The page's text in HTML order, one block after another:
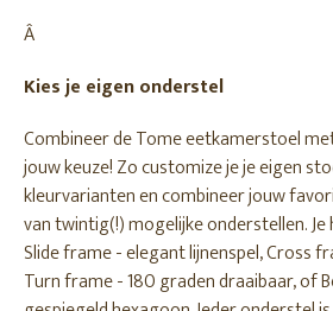
Â
Kies je eigen onderstel
Combineer de Tome eetkamerstoel
jouw keuze! Zo customize je je eigen
kleurvarianten en combineer jouw
van twintig(!) mogelijke onderstellen. Je
Slide frame - elegant lijnenspel, Cross
Turn frame - 180 graden draaibaar, of